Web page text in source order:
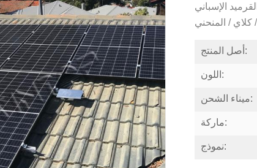
الإسباني
أصل المنتج:
اللون:
ميناء الشحن:
ماركة:
نموذج: